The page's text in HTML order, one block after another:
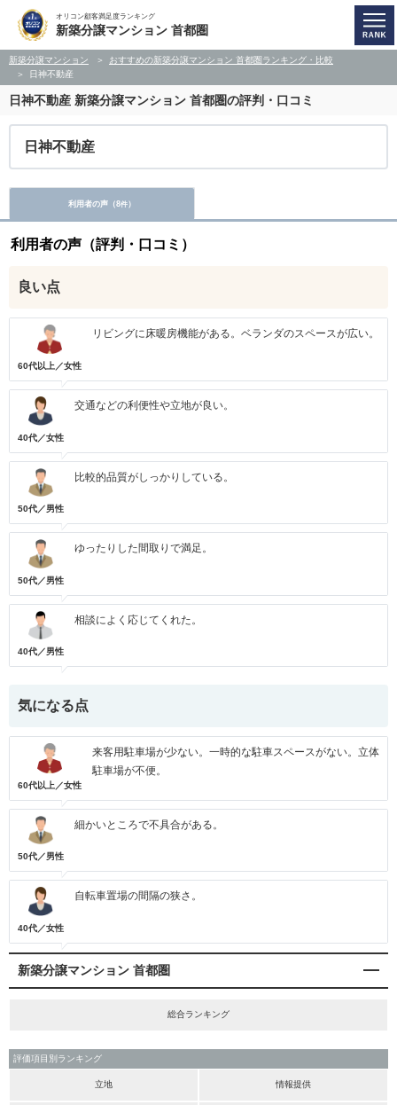
オリコン顧客満足度ランキング
新築分譲マンション 首都圏
新築分譲マンション
おすすめの新築分譲マンション 首都圏ランキング・比較
日神不動産
日神不動産 新築分譲マンション 首都圏の評判・口コミ
日神不動産
利用者の声（8件）
利用者の声（評判・口コミ）
良い点
60代以上／女性
リビングに床暖房機能がある。ベランダのスペースが広い。
40代／女性
交通などの利便性や立地が良い。
50代／男性
比較的品質がしっかりしている。
50代／男性
ゆったりした間取りで満足。
40代／男性
相談によく応じてくれた。
気になる点
60代以上／女性
来客用駐車場が少ない。一時的な駐車スペースがない。立体
駐車場が不便。
50代／男性
細かいところで不具合がある。
40代／女性
自転車置場の間隔の狭さ。
新築分譲マンション 首都圏
総合ランキング
評価項目別ランキング
立地 情報提供